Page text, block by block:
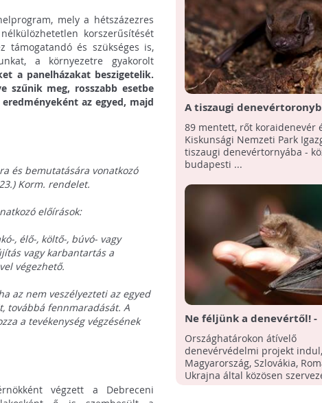
mely a hétszázezres
korszerűsítését
támogatandó és szükséges is,
a környezetre gyakorolt
a panelházakat beszigetelik.
szűnik meg, rosszabb esetbe
az egyed, majd
és bemutatására vonatkozó
Korm. rendelet.
előírások:
, élő-, költő-, búvó- vagy
vagy karbantartás a
végezhető.
az nem veszélyezteti az egyed
továbbá fennmaradását. A
a tevékenység végzésének
végzett a Debreceni
A tiszaugi
pihennek a mentett
89 mentett, rőt koraidenevér
Kiskunsági Nemzeti Park
tiszaugi denevértornyába -
budapesti ...
Ne féljünk a denevértől! -
Nemzetközi védelmi
indul!
Országhatárokon átívelő
denevérvédelmi projekt
Magyarország, Szlovákia,
Ukrajna által közösen